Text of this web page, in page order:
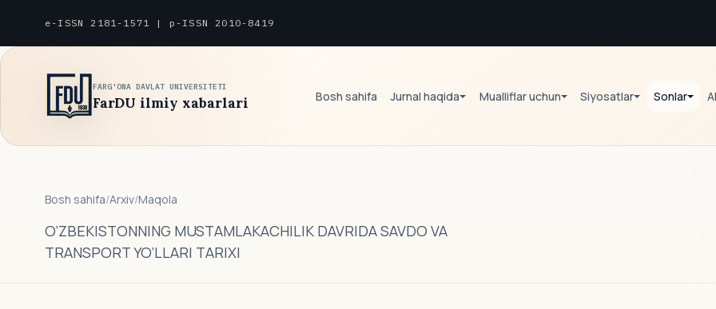
e-ISSN 2181-1571 | p-ISSN 2010-8419
FARG'ONA DAVLAT UNIVERSITETI
FarDU ilmiy xabarlari Bosh sahifa Jurnal haqida Mualliflar uchun Siyosatlar Sonlar
Bosh sahifa/Arxiv/Maqola
O‘ZBEKISTONNING MUSTAMLAKACHILIK DAVRIDA SAVDO VA
TRANSPORT YO‘LLARI TARIXI